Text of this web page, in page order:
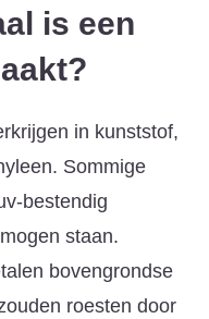
is een
in kunststof,
Sommige
bestendig
staan.
bovengrondse
roesten door